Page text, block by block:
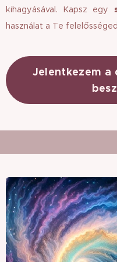
kihagyásával. Kapsz egy
használat a Te
Jelentkezem a